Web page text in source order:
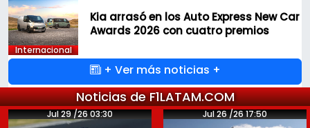
Internacional
Kia arrasó en los Auto Express New Car
Awards 2026 con cuatro premios
+ Ver más noticias +
Noticias de F1LATAM.COM
Jul 29 /26 03:30 Jul 26 /26 17:50